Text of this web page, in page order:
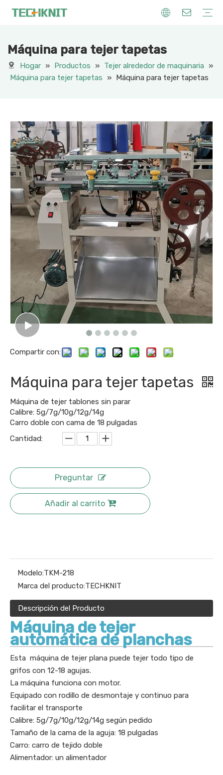
Máquina para tejer tapetas
Hogar » Productos » Tejer alrededor de maquinaria
»
Máquina para tejer tapetas
» Máquina para tejer tapetas
Compartir con:
Máquina para tejer tapetas
Máquina de tejer tablones sin parar
Calibre: 5g/7g/10g/12g/14g
Carro doble con cama de 18 pulgadas
Cantidad:
Preguntar
Añadir al carrito
Modelo:TKM-218
Marca del producto:TECHKNIT
Descripción del Producto
Máquina de tejer
automática de planchas
Esta máquina de tejer plana puede tejer todo tipo de
grifos con 12-18 agujas.
La máquina funciona con motor.
Equipado con rodillo de desmontaje y continuo para
facilitar el transporte
Calibre: 5g/7g/10g/12g/14g según pedido
Tamaño de la cama de la aguja: 18 pulgadas
Carro: carro de tejido doble
Alimentador: un alimentador